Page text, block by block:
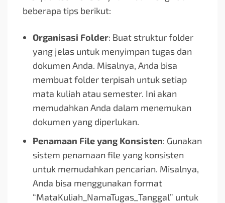
beberapa tips berikut:
Organisasi Folder: Buat struktur folder
yang jelas untuk menyimpan tugas dan
dokumen Anda. Misalnya, Anda bisa
membuat folder terpisah untuk setiap
mata kuliah atau semester. Ini akan
memudahkan Anda dalam menemukan
dokumen yang diperlukan.
Penamaan File yang Konsisten: Gunakan
sistem penamaan file yang konsisten
untuk memudahkan pencarian. Misalnya,
Anda bisa menggunakan format
“MataKuliah_NamaTugas_Tanggal” untuk